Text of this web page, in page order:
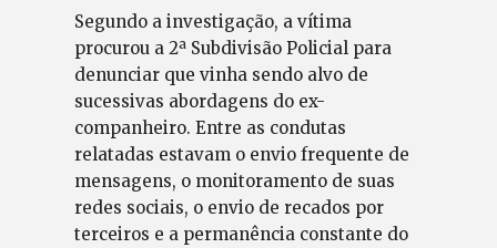
Segundo a investigação, a vítima
procurou a 2ª Subdivisão Policial para
denunciar que vinha sendo alvo de
sucessivas abordagens do ex-
companheiro. Entre as condutas
relatadas estavam o envio frequente de
mensagens, o monitoramento de suas
redes sociais, o envio de recados por
terceiros e a permanência constante do